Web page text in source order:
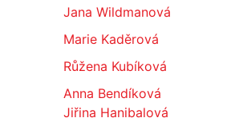
Jana Wildmanová
Marie Kaděrová
Růžena Kubíková
Anna Bendíková
Jiřina Hanibalová